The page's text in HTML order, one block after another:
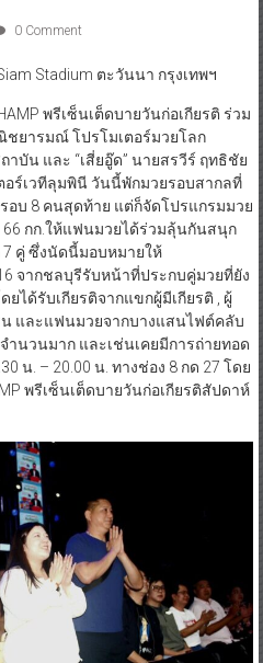
0 Comment
Stadium ตะวันนา กรุงเทพฯ
พรีเซ็นเต็ดบายวันก่อเกียรติ ร่วม
ชยารมณ์ โปรโมเตอร์มวยโลก
าบัน และ “เสี่ยอู๊ด” นายสรวีร์ ฤทธิชัย
อร์เวทีลุมพินี วันนี้พักมวยรอบสากลที่
อบ 8 คนสุดท้าย แต่ก็จัดโปรแกรมมวย
กก.ให้แฟนมวยได้ร่วมลุ้นกันสนุก
7 คู่ ซึ่งนัดนี้มอบหมายให้
จากชลบุรีรับหน้าที่ประกบคู่มวยที่ยัง
ได้รับเกียรติจากแขกผู้มีเกียรติ , ผู้
และแฟนมวยจากบางแสนไฟต์คลับ
ำนวนมาก และเช่นเคยมีการถ่ายทอด
น. – 20.00 น. ทางช่อง 8 กด 27 โดย
พรีเซ็นเต็ดบายวันก่อเกียรติสัปดาห์